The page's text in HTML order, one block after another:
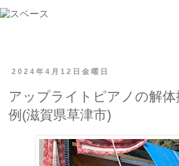
2024年4月12日金曜日
アップライトピアノの解体
例(滋賀県草津市)